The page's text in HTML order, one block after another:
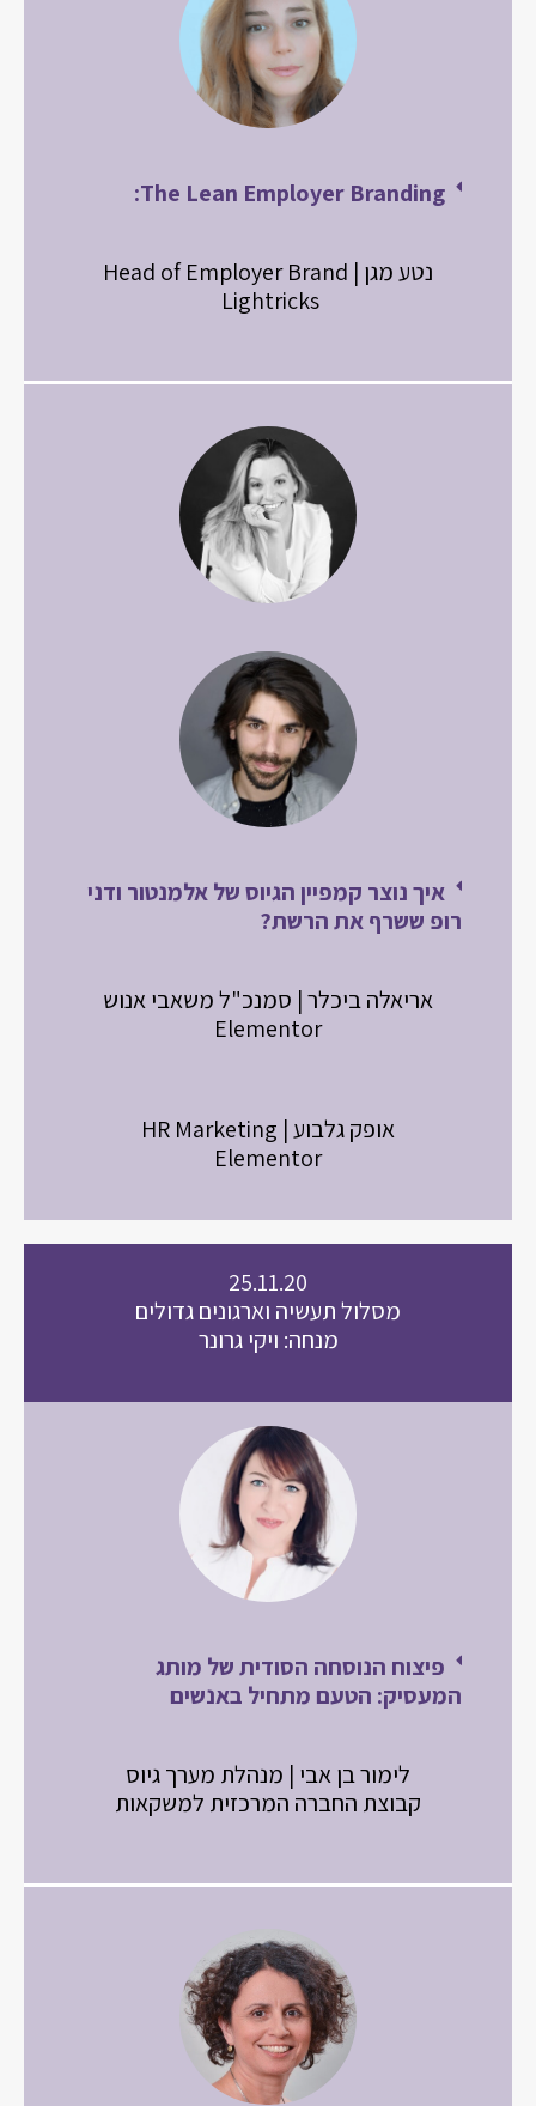
The Lean Employer Branding:
נטע מגן | Head of Employer Brand
Lightricks
איך נוצר קמפיין הגיוס של אלמנטור ודני
רופ ששרף את הרשת?
אריאלה ביכלר | סמנכ"ל משאבי אנוש
Elementor
אופק גלבוע | HR Marketing
Elementor
25.11.20
מסלול תעשיה וארגונים גדולים
מנחה: ויקי גרונר
פיצוח הנוסחה הסודית של מותג
המעסיק: הטעם מתחיל באנשים
לימור בן אבי | מנהלת מערך גיוס
קבוצת החברה המרכזית למשקאות